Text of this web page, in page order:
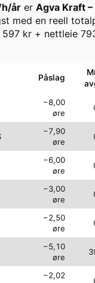
år er Agva Kraft –
med en reell
597 kr + nettleie
Påslag
−8,00
øre
−7,90
øre
−6,00
øre
−3,00
øre
−2,50
øre
−5,10
øre
−2,02